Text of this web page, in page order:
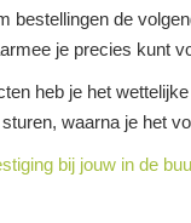
bestellingen de
je precies kunt
heb je het
waarna je het
bij jouw in de